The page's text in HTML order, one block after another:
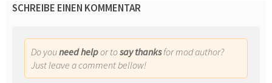
SCHREIBE EINEN KOMMENTAR
Do youneed helpor tosay thanksfor mod author?
Just leave a comment bellow!